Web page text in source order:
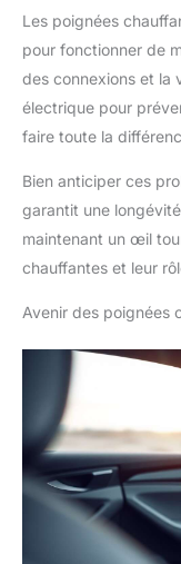
Les poignées
pour fonctionner de
des connexions et la
électrique pour
faire toute la
Bien anticiper ces
garantit une
maintenant un œil
chauffantes et leur
Avenir des poignées